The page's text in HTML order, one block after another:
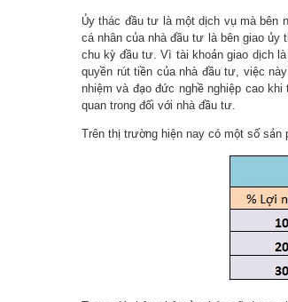
Ủy thác đầu tư là một dịch vụ mà bên
cá nhân của nhà đầu tư là bên giao
chu kỳ đầu tư. Vì tài khoản giao dịch
quyền rút tiền của nhà đầu tư, việc
nhiệm và đạo đức nghề nghiệp cao
quan trong đối với nhà đầu tư.
Trên thị trường hiện nay có một số sản